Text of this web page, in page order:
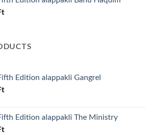
Edition alappakli Gangrel
Edition alappakli The Ministry